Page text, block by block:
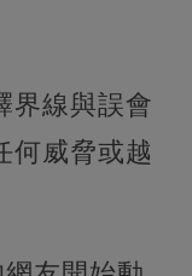
界線與誤會
何威脅或越